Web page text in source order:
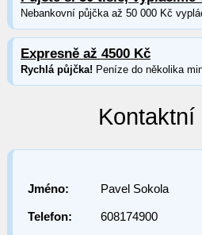
Nebankovní půjčka až 50 000 Kč
Expresně až 4500 Kč
Rychlá půjčka! Peníze do několika
Kontaktní
Jméno: Pavel Sokola
Telefon: 608174900